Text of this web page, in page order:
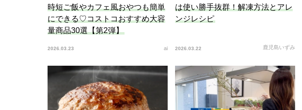
時短ご飯やカフェ風おやつも簡単
にできる♡コストコおすすめ大容
量商品30選【第2弾】
2026.03.23 ai
は使い勝手抜群！解凍方法とアレ
ンジレシピ
2026.03.22 鹿児島いずみ